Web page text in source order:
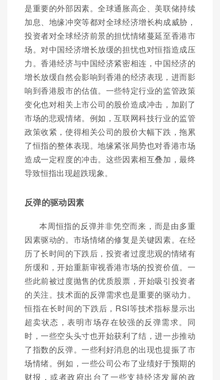
是重要的外部因素。全球通胀高企、美联储持续
加息、地缘冲突等都对全球经济增长构成威胁，
投资者对全球经济前景的担忧情绪蔓延至香港市
场。对中国经济增长放缓的担忧也对恒指造成压
力。香港经济与中国经济紧密相连，中国经济的
增长放缓自然会影响到香港的经济表现，进而影
响到香港股市的估值。一些特定行业的监管政策
变化也对相关上市公司的股价造成冲击，加剧了
市场的悲观情绪。例如，互联网科技行业的监管
政策收紧，使得相关公司的股价大幅下跌，拖累
了恒指的整体表现。地缘紧张局势也对香港市场
造成一定程度的冲击。这些因素相互叠加，最终
导致恒指出现超跌现象。
反弹的驱动因素
本周恒指的反弹并非凭空而来，而是由多重
因素驱动的。市场情绪的修复是关键因素。在经
历了长时间的下跌后，投资者过度悲观的情绪有
所缓和，开始重新审视香港市场的投资价值。一
些此前被过度抛售的优质股票，开始吸引投资者
的关注。技术面的反弹需求也是重要的驱动力。
恒指在长时间的下跌后，RSI等技术指标显示出
超卖状态，表明市场存在较强的反弹需求。同
时，一些空头头寸也开始获利了结，进一步推动
了指数的反弹。一些利好消息的出现也提振了市
场情绪。例如，一些公司公布了业绩好于预期的
财报，或者政府出台了一些支持经济发展的政